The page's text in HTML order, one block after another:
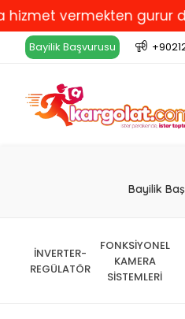
gurur
Bayilik Başvurusu
Bayilik
İNVERTER-
REGÜLATÖR
FONKSİYONEL
KAMERA
SİSTEMLERİ